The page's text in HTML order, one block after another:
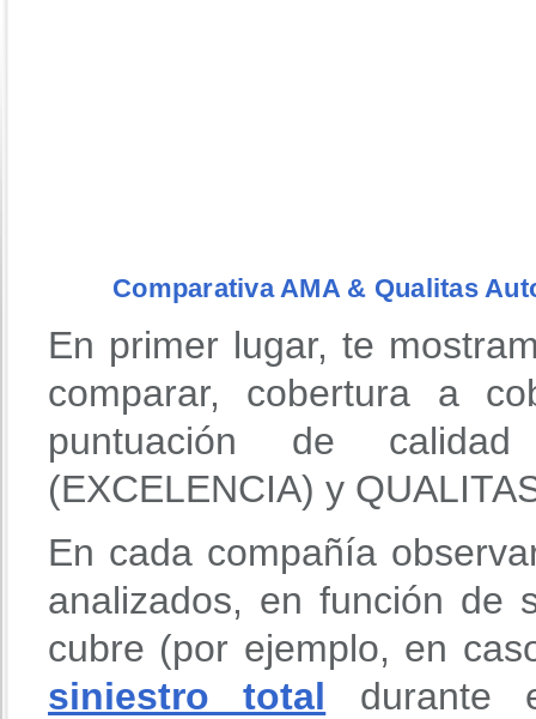
Comparativa AMA & Qualitas
En primer lugar, te
comparar, cobertura a
puntuación de
(EXCELENCIA) y
En cada compañía
analizados, en función de
cubre (por ejemplo, en
siniestro total durante